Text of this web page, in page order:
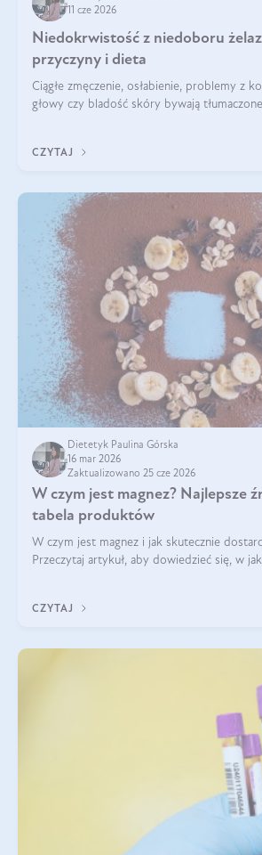
11 cze 2026
Niedokrwistość z niedoboru
przyczyny i dieta
Ciągłe zmęczenie, osłabienie, problemy z
głowy czy bladość skóry bywają
CZYTAJ
Dietetyk Paulina Górska
16 mar 2026
Zaktualizowano 25 cze 2026
W czym jest magnez? Najlepsze
tabela produktów
W czym jest magnez i jak skutecznie
Przeczytaj artykuł, aby dowiedzieć się, w
CZYTAJ